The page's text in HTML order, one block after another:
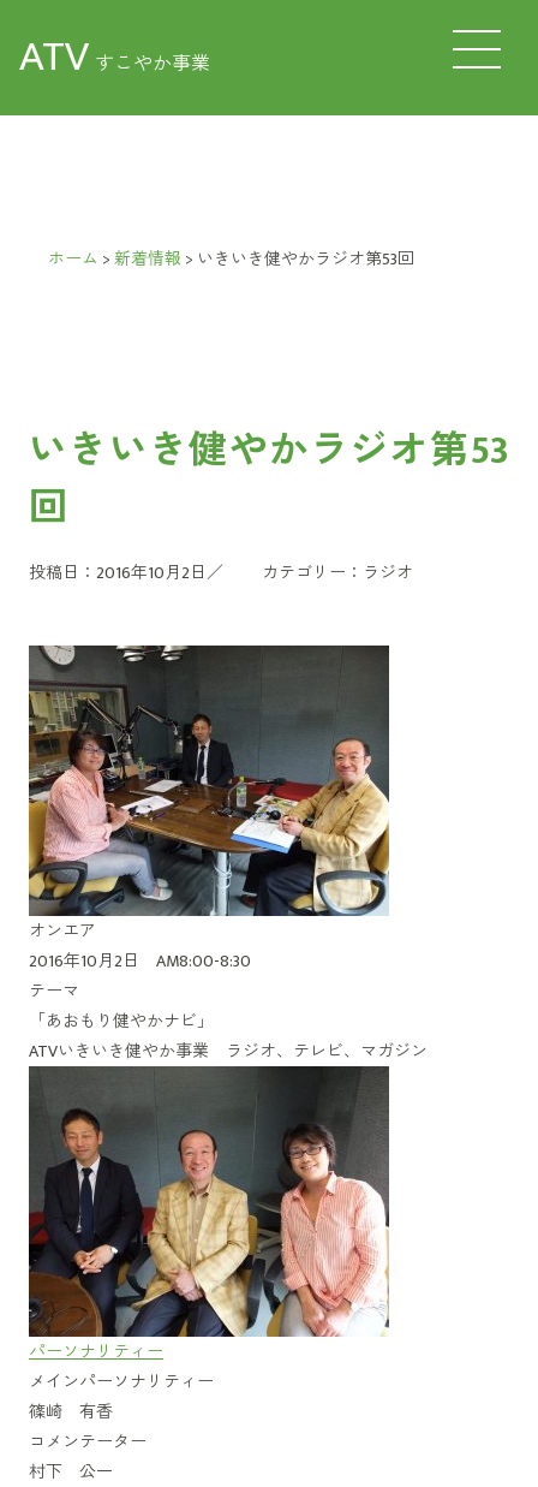
ATV すこやか事業
ホーム >新着情報> いきいき健やかラジオ第53回
いきいき健やかラジオ第53
回
投稿日：2016年10月2日／ カテゴリー： ラジオ
オンエア
2016年10月2日 AM8:00-8:30
テーマ
「あおもり健やかナビ」
ATVいきいき健やか事業 ラジオ、テレビ、マガジン
パーソナリティー
メインパーソナリティー
篠崎 有香
コメンテーター
村下 公一